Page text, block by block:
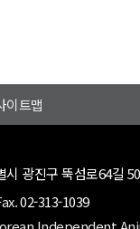
이트맵
시 광진구 뚝섬로64길
02-313-1039